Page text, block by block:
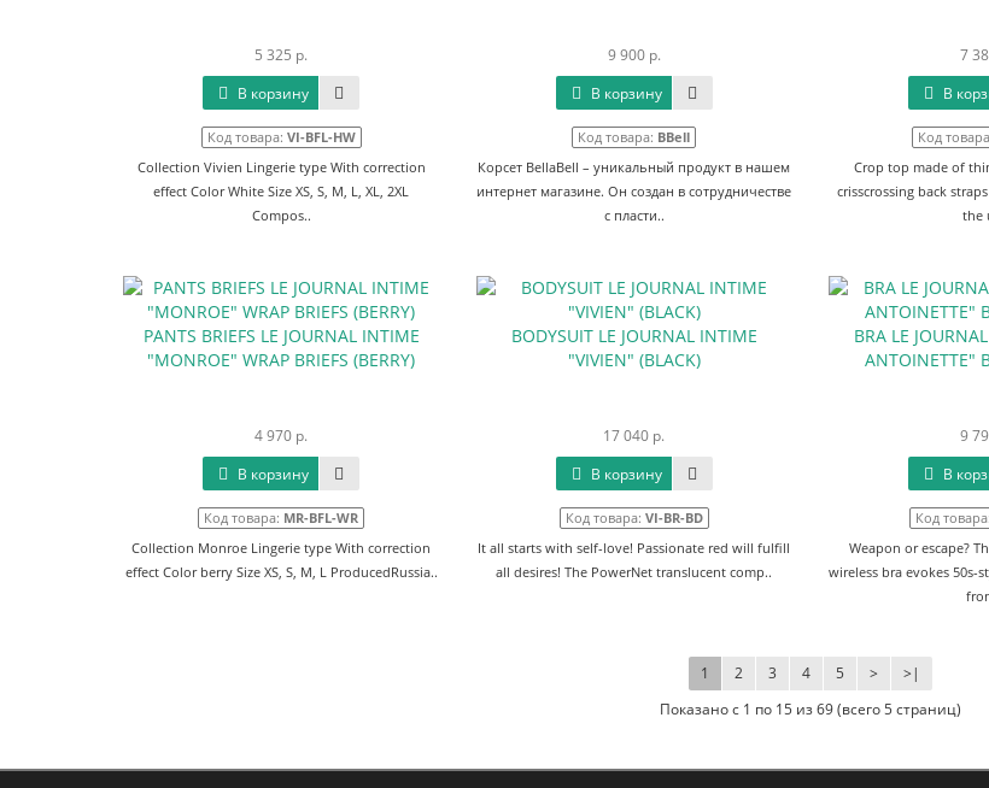
5 325 р.
В корзину
Код товара: VI-BFL-HW
Collection Vivien Lingerie type With correction
effect Color White Size XS, S, M, L, XL, 2XL
Сompos..
9 900 р.
В корзину
Код товара: BBell
Корсет BellaBell – уникальный продукт в нашем
интернет магазине. Он создан в сотрудничестве
с пласти..
7
В
Код
Crop top made of
crisscrossing back
the
PANTS BRIEFS LE JOURNAL INTIME
"MONROE" WRAP BRIEFS (BERRY)
4 970 р.
В корзину
Код товара: MR-BFL-WR
Collection Monroe Lingerie type With correction
effect Color berry Size XS, S, M, L ProducedRussia..
BODYSUIT LE JOURNAL INTIME
"VIVIEN" (BLACK)
17 040 р.
В корзину
Код товара: VI-BR-BD
It all starts with self-love! Passionate red will fulfill
all desires! The PowerNet translucent comp..
BRA LE
ANTOINETTE"
9
В
Код товара:
Weapon or escape?
wireless bra evokes 50s-
1 2 3 4 5 > >|
Показано с 1 по 15 из 69 (всего 5 страниц)